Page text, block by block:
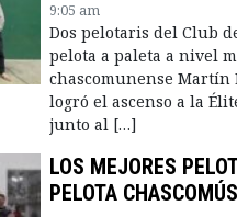
9:05 am
Dos pelotaris del Club
pelota a paleta a nivel
chascomunense Martín
logró el ascenso a la
junto al […]
LOS MEJORES
PELOTA CHASCOMÚS